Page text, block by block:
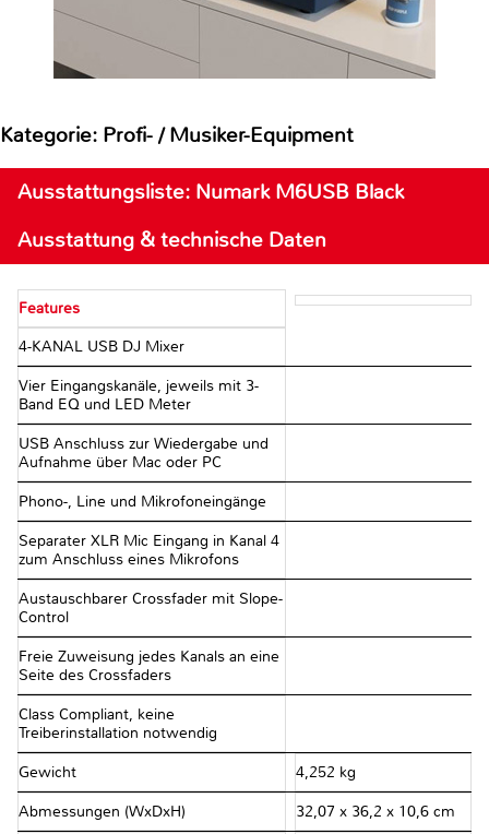
Kategorie: Profi- / Musiker-Equipment
Ausstattungsliste: Numark M6USB Black
Ausstattung & technische Daten
Features
4-KANAL USB DJ Mixer
Vier Eingangskanäle, jeweils mit 3-
Band EQ und LED Meter
USB Anschluss zur Wiedergabe und
Aufnahme über Mac oder PC
Phono-, Line und Mikrofoneingänge
Separater XLR Mic Eingang in Kanal 4
zum Anschluss eines Mikrofons
Austauschbarer Crossfader mit Slope-
Control
Freie Zuweisung jedes Kanals an eine
Seite des Crossfaders
Class Compliant, keine
Treiberinstallation notwendig
Gewicht 4,252 kg
Abmessungen (WxDxH) 32,07 x 36,2 x 10,6 cm